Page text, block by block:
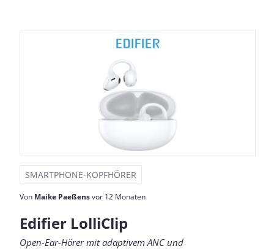
SMARTPHONE-KOPFHÖRER
Von Maike Paeßensvor 12 Monaten
Edifier LolliClip
Open-Ear-Hörer mit adaptivem ANC und